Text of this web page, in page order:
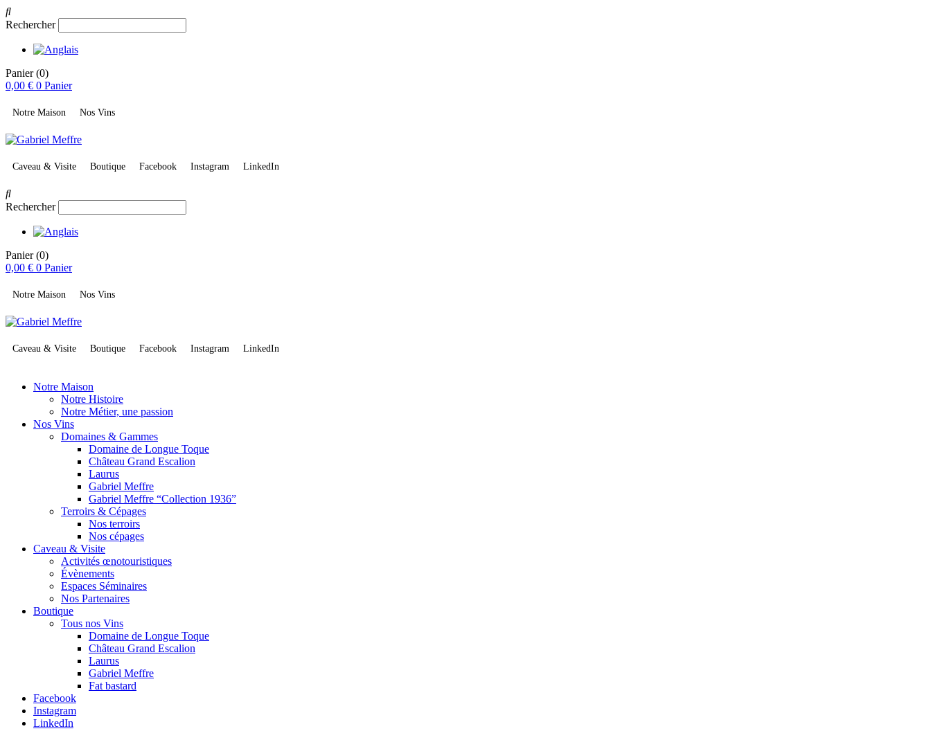
Rechercher
Panier (0)
0,00 € 0 Panier
Notre Maison Nos Vins
Caveau & Visite Boutique Facebook Instagram LinkedIn
Rechercher
Panier (0)
0,00 € 0 Panier
Notre Maison Nos Vins
Caveau & Visite Boutique Facebook Instagram LinkedIn
Notre Maison
Notre Histoire
Notre Métier, une passion
Nos Vins
Domaines & Gammes
Domaine de Longue Toque
Château Grand Escalion
Laurus
Gabriel Meffre
Gabriel Meffre “Collection 1936”
Terroirs & Cépages
Nos terroirs
Nos cépages
Caveau & Visite
Activités œnotouristiques
Évènements
Espaces Séminaires
Nos Partenaires
Boutique
Tous nos Vins
Domaine de Longue Toque
Château Grand Escalion
Laurus
Gabriel Meffre
Fat bastard
Facebook
Instagram
LinkedIn